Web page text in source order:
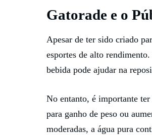
Gatorade e o
Apesar de ter sido criado
esportes de alto
bebida pode ajudar na
No entanto, é importante
para ganho de peso ou
moderadas, a água pura